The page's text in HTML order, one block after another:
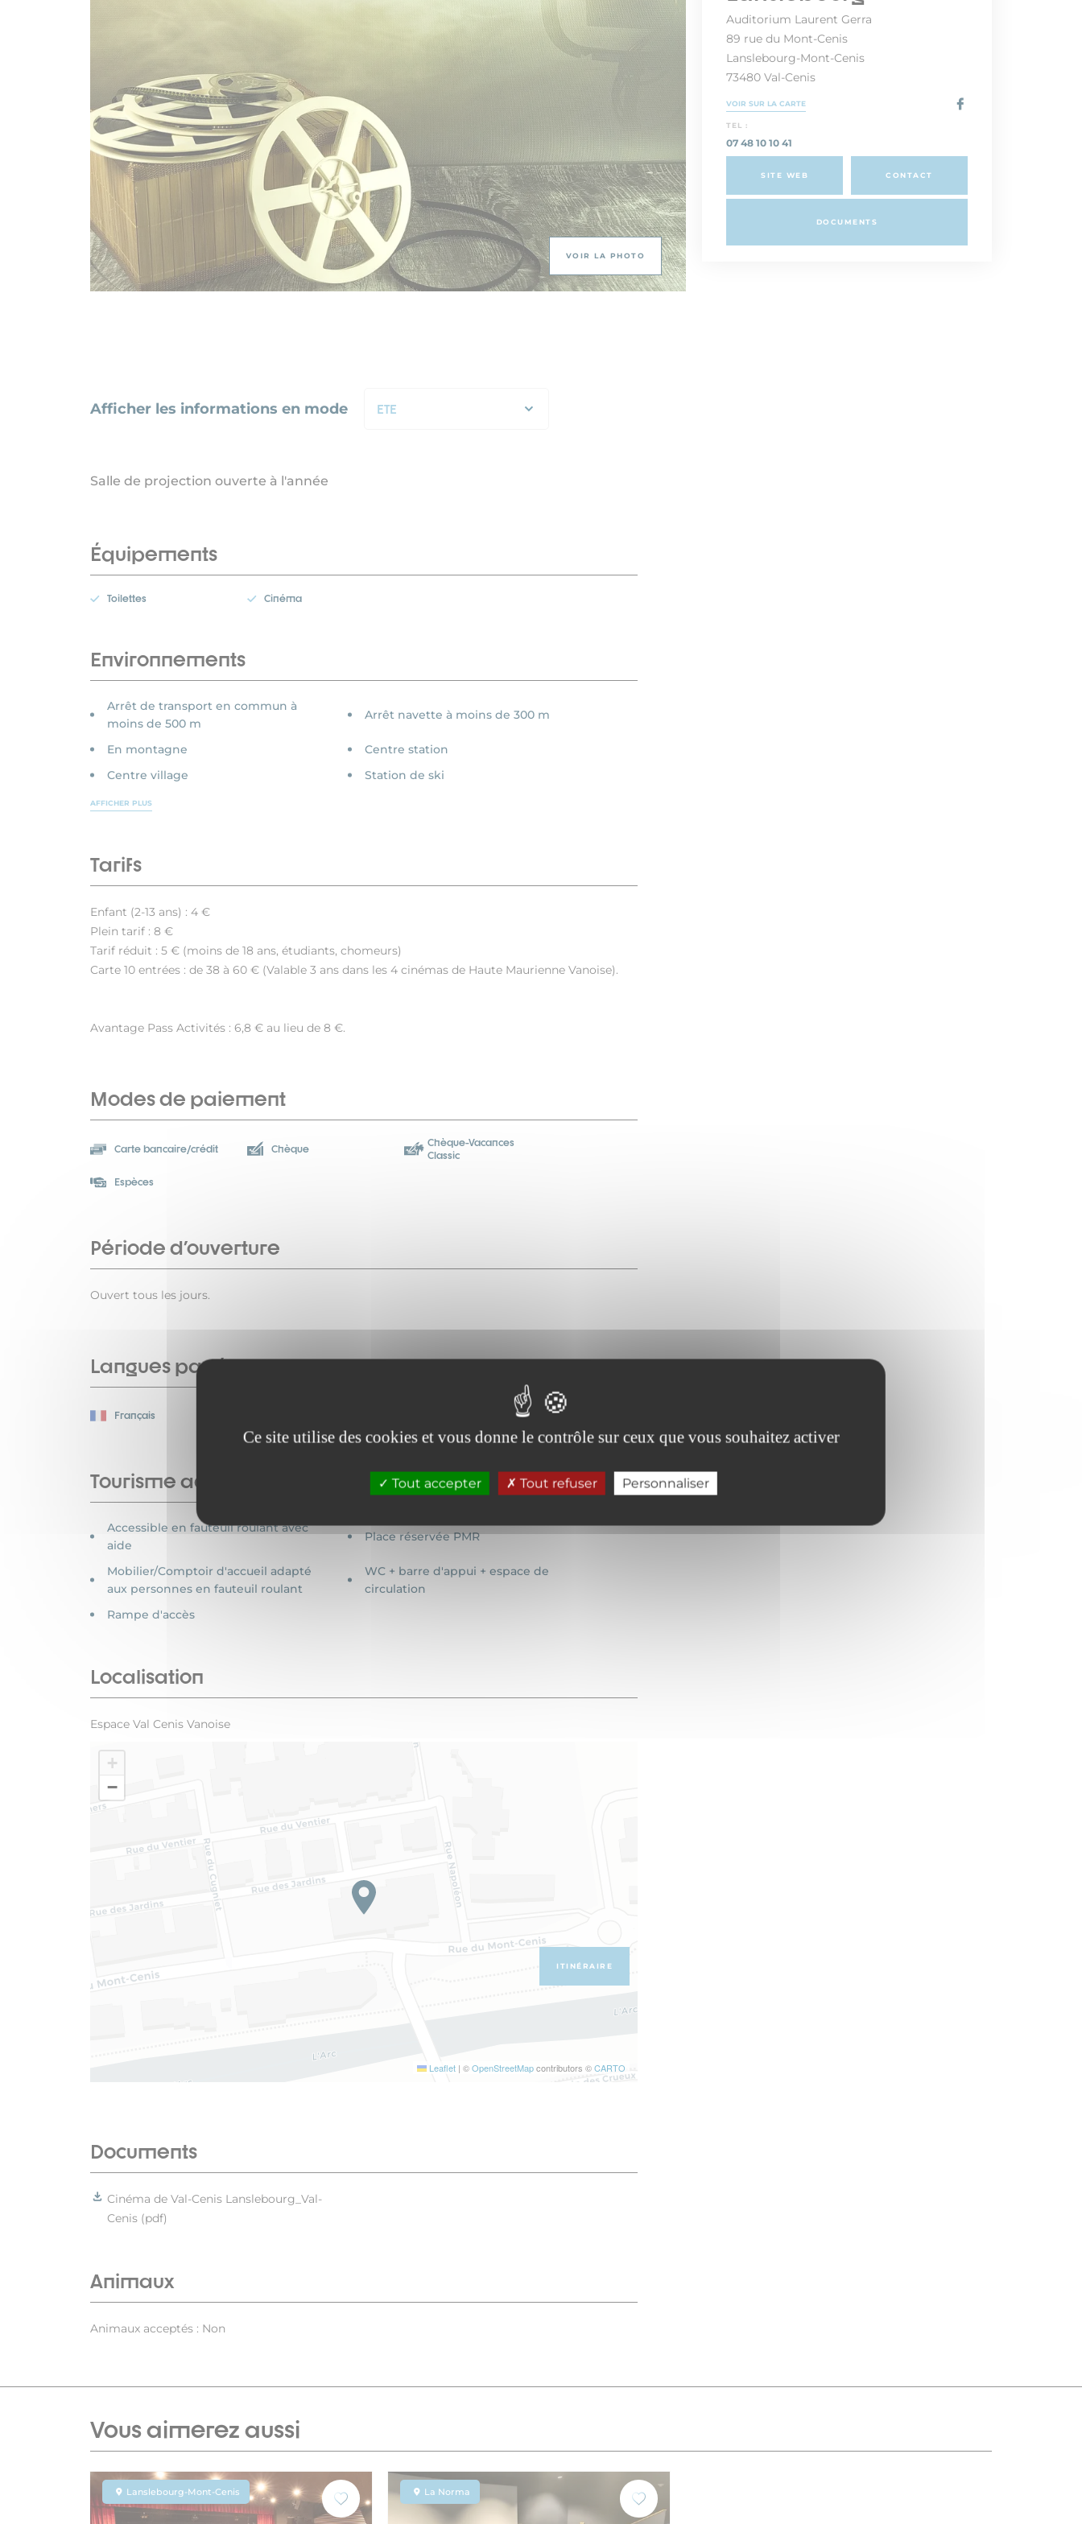
Ce site utilise des cookies et vous donne le contrôle sur ceux que vous souhaitez activer
Tout accepter Tout refuser Personnaliser
VOIR LA PHOTO
Afficher les informations en mode ETE
Salle de projection ouverte à l'année
Équipements
Toilettes Cinéma
Environnements
Arrêt de transport en commun à
moins de 500 m
Arrêt navette à moins de 300 m
En montagne
Centre station
Centre village
Station de ski
AFFICHER PLUS
Tarifs
Enfant (2-13 ans) : 4 €
Plein tarif : 8 €
Tarif réduit : 5 € (moins de 18 ans, étudiants, chomeurs)
Carte 10 entrées : de 38 à 60 € (Valable 3 ans dans les 4 cinémas de Haute Maurienne Vanoise).
Avantage Pass Activités : 6,8 € au lieu de 8 €.
Modes de paiement
Carte bancaire/crédit Chèque
Chèque-Vacances
Classic
Espèces
Période d'ouverture
Ouvert tous les jours.
Langues parlées
Français
Tourisme adapté
Accessible en fauteuil roulant avec
aide
Place réservée PMR
Mobilier/Comptoir d'accueil adapté
aux personnes en fauteuil roulant
WC + barre d'appui + espace de
circulation
Rampe d'accès
Localisation
Espace Val Cenis Vanoise
+
−
Leaflet | ©OpenStreetMapcontributors ©CARTO
ITINÉRAIRE
Documents
Cinéma de Val-Cenis Lanslebourg_Val-
Cenis (pdf)
Animaux
Animaux acceptés : Non
Auditorium Laurent Gerra
89 rue du Mont-Cenis
Lanslebourg-Mont-Cenis
73480 Val-Cenis
VOIR SUR LA CARTE
TEL :
07 48 10 10 41
SITE WEB CONTACT
DOCUMENTS
Vous aimerez aussi
Lanslebourg-Mont-Cenis La Norma